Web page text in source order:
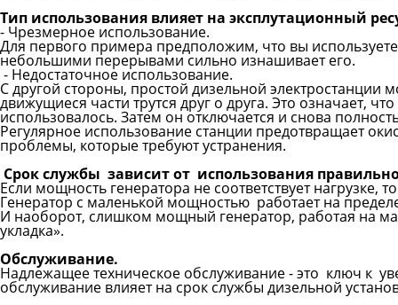
Тип использования влияет на эксплутационный
- Чрезмерное использование.
Для первого примера предположим, что вы
небольшими перерывами сильно изнашивает его.
- Недостаточное использование.
С другой стороны, простой дизельной электростанции
движущиеся части трутся друг о друга. Это означает,
использовалось. Затем он отключается и снова
Регулярное использование станции предотвращает
проблемы, которые требуют устранения.
Срок службы зависит от использования
Если мощность генератора не соответствует нагрузке,
Генератор с маленькой мощностью работает на
И наоборот, слишком мощный генератор, работая на
укладка».
Обслуживание.
Надлежащее техническое обслуживание - это ключ к
обслуживание влияет на срок службы дизельной